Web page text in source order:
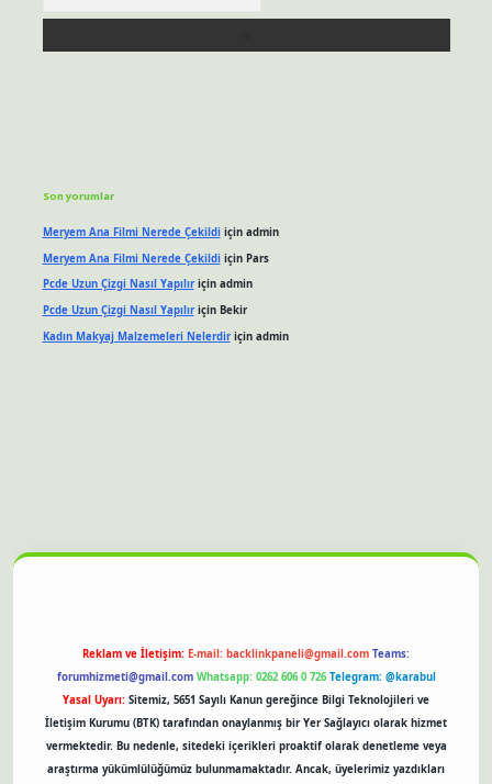
Son yorumlar
Meryem Ana Filmi Nerede Çekildiiçin admin
Meryem Ana Filmi Nerede Çekildiiçin Pars
Pcde Uzun Çizgi Nasıl Yapılıriçin admin
Pcde Uzun Çizgi Nasıl Yapılıriçin Bekir
Kadın Makyaj Malzemeleri Nelerdiriçin admin
Reklam ve İletişim: E-mail: backlinkpaneli@gmail.com Teams:
forumhizmeti@gmail.com Whatsapp: 0262 606 0 726 Telegram: @karabul
Yasal Uyarı: Sitemiz, 5651 Sayılı Kanun gereğince Bilgi Teknolojileri ve
İletişim Kurumu (BTK) tarafından onaylanmış bir Yer Sağlayıcı olarak hizmet
vermektedir. Bu nedenle, sitedeki içerikleri proaktif olarak denetleme veya
araştırma yükümlülüğümüz bulunmamaktadır. Ancak, üyelerimiz yazdıkları